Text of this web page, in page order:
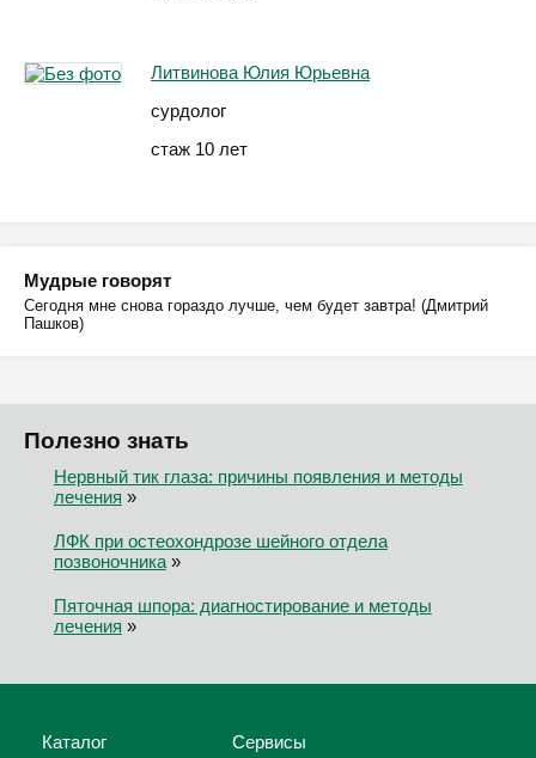
Литвинова Юлия Юрьевна
сурдолог
стаж 10 лет
Мудрые говорят
Сегодня мне снова гораздо лучше, чем будет завтра! (Дмитрий
Пашков)
Полезно знать
Нервный тик глаза: причины появления и методы
лечения »
ЛФК при остеохондрозе шейного отдела
позвоночника»
Пяточная шпора: диагностирование и методы
лечения »
Каталог Сервисы